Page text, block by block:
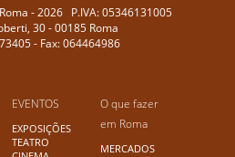
- 2026 P.IVA: 05346131005
30 - 00185 Roma
- Fax: 064464986
EVENTOS
EXPOSIÇÕES
TEATRO
O que fazer
em Roma
MERCADOS